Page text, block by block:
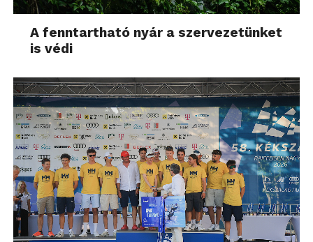
A fenntartható nyár a szervezetünket
is védi